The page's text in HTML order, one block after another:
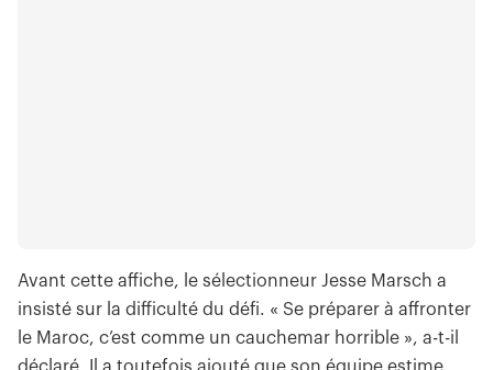
Avant cette affiche, le sélectionneur Jesse Marsch a
insisté sur la difficulté du défi. « Se préparer à affronter
le Maroc, c’est comme un cauchemar horrible », a-t-il